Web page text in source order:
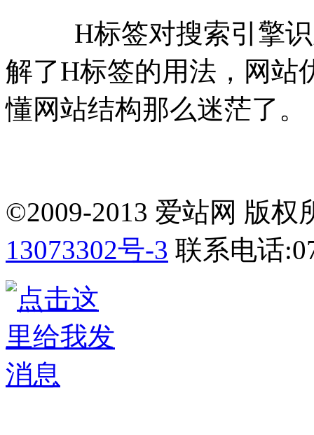
H标签对搜索引擎识
解了H标签的用法，网站
懂网站结构那么迷茫了。
©2009-2013 爱站网 版权
13073302号-3 联系电话